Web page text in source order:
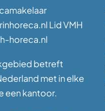
Lid VMH
horeca.nl
betreft
met in elke
een kantoor.